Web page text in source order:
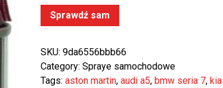
Sprawdź sam
SKU: 9da6556bbb66
Category: Spraye samochodowe
Tags: aston martin, audi a5, bmw seria 7, kia